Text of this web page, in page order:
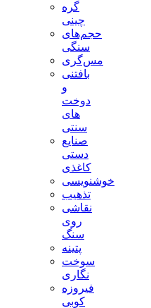
گره
چینی
حجم‌های
سنگی
مس‌گری
بافتنی‌
و
دوخت
های
سنتی
صنایع
دستی
کاغذی
خوشنویسی
تذهیب
نقاشی
روی
سنگ
پتینه
سوخت
نگاری
فیروزه
کوبی